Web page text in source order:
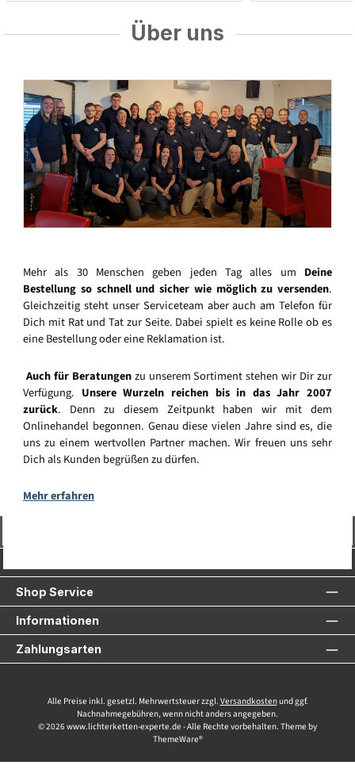
Über uns
Mehr als 30 Menschen geben jeden Tag alles um Deine
Bestellung so schnell und sicher wie möglich zu versenden.
Gleichzeitig steht unser Serviceteam aber auch am Telefon für
Dich mit Rat und Tat zur Seite. Dabei spielt es keine Rolle ob es
eine Bestellung oder eine Reklamation ist.
Auch für Beratungenzu unserem Sortiment stehen wir Dir zur
Verfügung. Unsere Wurzeln reichen bis in das Jahr 2007
zurück. Denn zu diesem Zeitpunkt haben wir mit dem
Onlinehandel begonnen. Genau diese vielen Jahre sind es, die
uns zu einem wertvollen Partner machen. Wir freuen uns sehr
Dich als Kunden begrüßen zu dürfen.
Mehr erfahren
Shop Service
Informationen
Zahlungsarten
Alle Preise inkl. gesetzl. Mehrwertsteuer zzgl. Versandkostenund ggf.
Nachnahmegebühren, wenn nicht anders angegeben.
© 2026 www.lichterketten-experte.de - Alle Rechte vorbehalten. Theme by
ThemeWare®